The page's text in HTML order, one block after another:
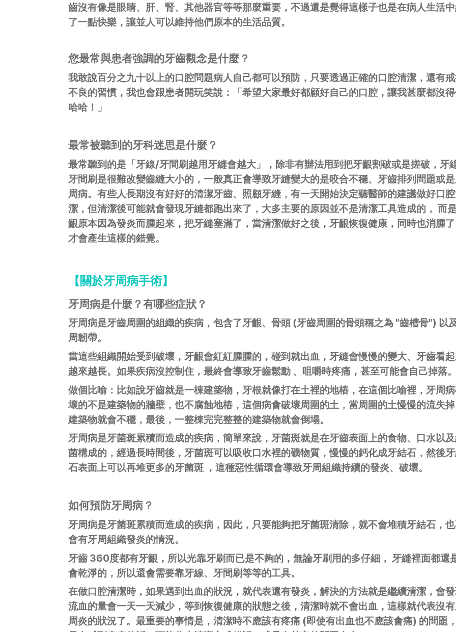
齒沒有像是眼睛、肝、腎、其他器官等等那麼重要，不過還是覺得這樣子也是在病人生活
了一點快樂，讓並人可以維持他們原本的生活品質。
您最常與患者強調的牙齒觀念是什麼？
我敢說百分之九十以上的口腔問題病人自己都可以預防，只要透過正確的口腔清潔，還有
不良的習慣，我也會跟患者開玩笑說：「希望大家最好都顧好自己的口腔，讓我甚麼都沒
哈哈！」
最常被聽到的牙科迷思是什麼？
最常聽到的是「牙線/牙間刷越用牙縫會越大」，除非有辦法用到把牙齦割破或是搓破，牙線
牙間刷是很難改變齒縫大小的，一般真正會導致牙縫變大的是咬合不穩、牙齒排列問題或
周病。有些人長期沒有好好的清潔牙齒、照顧牙縫，有一天開始決定聽醫師的建議做好口
潔，但清潔後可能就會發現牙縫都跑出來了，大多主要的原因並不是清潔工具造成的， 而
齦原本因為發炎而腫起來，把牙縫塞滿了，當清潔做好之後，牙齦恢復健康，同時也消腫了
才會產生這樣的錯覺。
【關於牙周病手術】
牙周病是什麼？有哪些症狀？
牙周病是牙齒周圍的組織的疾病，包含了牙齦、骨頭 (牙齒周圍的骨頭稱之為 "齒槽骨") 以
周韌帶。
當這些組織開始受到破壞，牙齦會紅紅腫腫的，碰到就出血，牙縫會慢慢的變大、牙齒看
越來越長。如果疾病沒控制住，最終會導致牙齒鬆動 、咀嚼時疼痛，甚至可能會自己掉落。
做個比喻：比如說牙齒就是一棟建築物，牙根就像打在土裡的地樁，在這個比喻裡，牙周
壞的不是建築物的牆壁，也不腐蝕地樁，這個病會破壞周圍的土，當周圍的土慢慢的流失掉
建築物就會不穩，最後，一整棟完完整整的建築物就會倒塌。
牙周病是牙菌斑累積而造成的疾病，簡單來說，牙菌斑就是在牙齒表面上的食物、口水以
菌構成的，經過長時間後，牙菌斑可以吸收口水裡的礦物質，慢慢的鈣化成牙結石，然後
石表面上可以再堆更多的牙菌斑 ，這種惡性循環會導致牙周組織持續的發炎、破壞。
如何預防牙周病？
牙周病是牙菌斑累積而造成的疾病，因此，只要能夠把牙菌斑清除，就不會堆積牙結石，
會有牙周組織發炎的情況。
牙齒 360度都有牙齦，所以光靠牙刷而已是不夠的，無論牙刷用的多仔細， 牙縫裡面都還
會乾淨的，所以還會需要靠牙線、牙間刷等等的工具。
在做口腔清潔時，如果遇到出血的狀況，就代表還有發炎，解決的方法就是繼續清潔，會
流血的量會一天一天減少，等到恢復健康的狀態之後，清潔時就不會出血，這樣就代表沒
周炎的狀況了。最重要的事情是，清潔時不應該有疼痛 (即使有出血也不應該會痛) 的問題